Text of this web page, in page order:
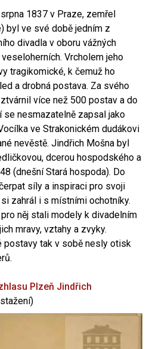
1837 v Praze, zemřel
byl ve své době jedním z
divadla v oboru vážných
Vrcholem jeho
tragikomické, k čemuž ho
a drobná postava. Za svého
více než 500 postav a do
se nesmazatelně zapsal jako
ve Strakonickém dudákovi
nevěstě. Jindřich Mošna byl
dcerou hospodského a
(dnešní Stará hospoda). Do
síly a inspiraci pro svoji
zahrál i s místními ochotníky.
něj stali modely k divadelním
mravy, vztahy a zvyky.
postavy tak v sobě nesly otisk
Plzeň Jindřich